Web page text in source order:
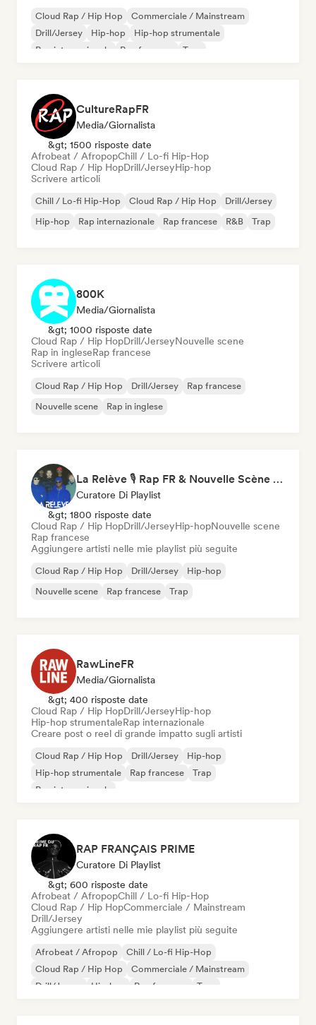
Cloud Rap / Hip Hop
Commerciale / Mainstream
Drill/Jersey
Hip-hop
Hip-hop strumentale
Rap internazionale
Rap francese Trap
CultureRapFR
Media/Giornalista
&gt; 1500 risposte date
Afrobeat / AfropopChill / Lo-fi Hip-Hop
Cloud Rap / Hip HopDrill/JerseyHip-hop
Scrivere articoli
Chill / Lo-fi Hip-Hop Cloud Rap / Hip Hop
Drill/Jersey
Hip-hop
Rap internazionale Rap francese R&B Trap
800K
Media/Giornalista
&gt; 1000 risposte date
Cloud Rap / Hip HopDrill/JerseyNouvelle scene
Rap in ingleseRap francese
Scrivere articoli
Cloud Rap / Hip Hop Drill/Jersey
Rap francese
Nouvelle scene
Rap in inglese
La Relève 🎙️ Rap FR & Nouvelle Scène Hip-Hop
Curatore Di Playlist
&gt; 1800 risposte date
Cloud Rap / Hip HopDrill/JerseyHip-hopNouvelle scene
Rap francese
Aggiungere artisti nelle mie playlist più seguite
Cloud Rap / Hip Hop Drill/Jersey
Hip-hop
Nouvelle scene
Rap francese Trap
RawLineFR
Media/Giornalista
&gt; 400 risposte date
Cloud Rap / Hip HopDrill/JerseyHip-hop
Hip-hop strumentaleRap internazionale
Creare post o reel di grande impatto sugli artisti
Cloud Rap / Hip Hop Drill/Jersey
Hip-hop
Hip-hop strumentale
Rap francese
Trap
Rap internazionale
RAP FRANÇAIS PRIME
Curatore Di Playlist
&gt; 600 risposte date
Afrobeat / AfropopChill / Lo-fi Hip-Hop
Cloud Rap / Hip HopCommerciale / Mainstream
Drill/Jersey
Aggiungere artisti nelle mie playlist più seguite
Afrobeat / Afropop
Chill / Lo-fi Hip-Hop
Cloud Rap / Hip Hop
Commerciale / Mainstream
Drill/Jersey
Hip-hop Rap francese Trap